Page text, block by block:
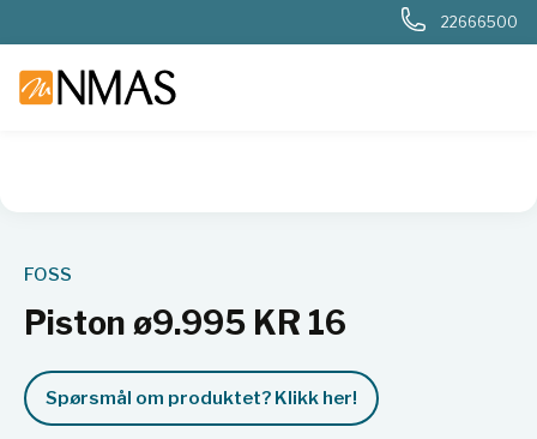
22666500
FOSS
Piston ø9.995 KR 16
Spørsmål om produktet? Klikk her!